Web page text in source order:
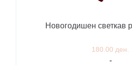
Новогодишен светкав
180.00 ден.
-